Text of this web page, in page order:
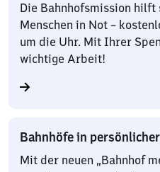
Die Bahnhofsmission
Menschen in Not –
um die Uhr. Mit Ihrer
wichtige Arbeit!
Bahnhöfe in
Mit der neuen „Bahnhof